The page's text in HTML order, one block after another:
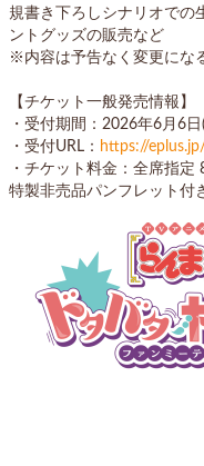
規書き下ろしシナリオでの
ントグッズの販売など
※内容は予告なく変更にな
【チケット一般発売情報】
・受付期間：2026年6月6
・受付URL： https://
・チケット料金：全席指
特製非売品パンフレット付